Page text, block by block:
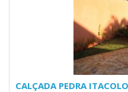
CALÇADA PEDRA